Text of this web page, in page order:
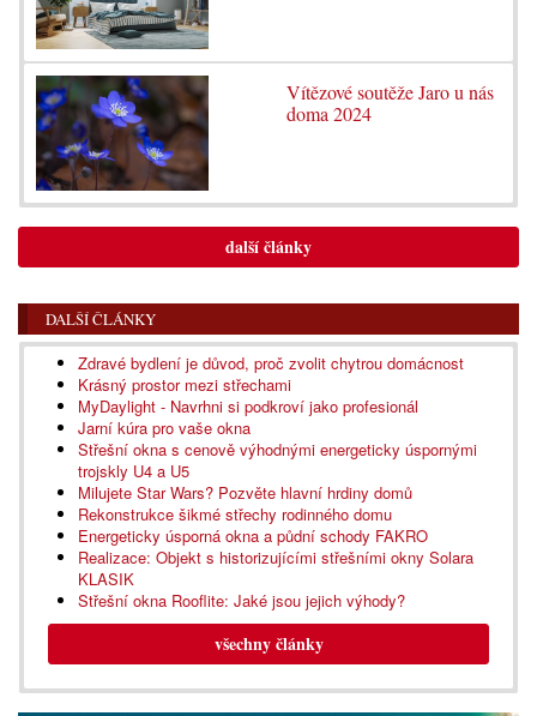
Vítězové soutěže Jaro u nás
doma 2024
další články
DALŠÍ ČLÁNKY
Zdravé bydlení je důvod, proč zvolit chytrou domácnost
Krásný prostor mezi střechami
MyDaylight - Navrhni si podkroví jako profesionál
Jarní kúra pro vaše okna
Střešní okna s cenově výhodnými energeticky úspornými
trojskly U4 a U5
Milujete Star Wars? Pozvěte hlavní hrdiny domů
Rekonstrukce šikmé střechy rodinného domu
Energeticky úsporná okna a půdní schody FAKRO
Realizace: Objekt s historizujícími střešními okny Solara
KLASIK
Střešní okna Rooflite: Jaké jsou jejich výhody?
všechny články